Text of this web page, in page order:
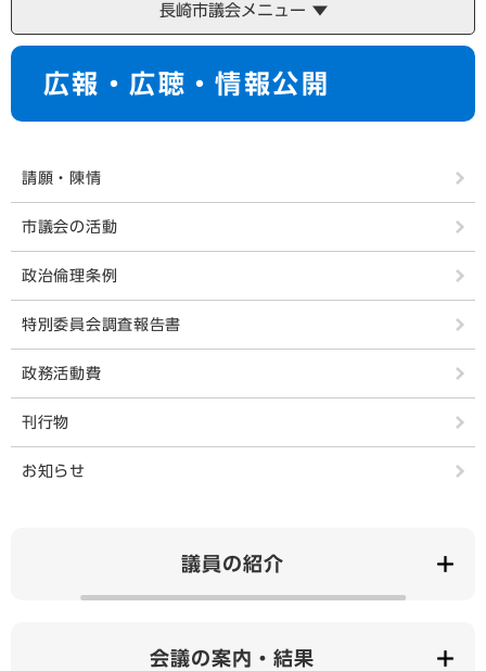
長崎市議会メニュー
本
広報・広聴・情報公開
請願・陳情
市議会の活動
政治倫理条例
特別委員会調査報告書
政務活動費
刊行物
お知らせ
議員の紹介
会議の案内・結果